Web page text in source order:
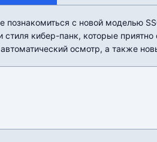
с новой моделью
стиля кибер-панк, которые
осмотр, а также